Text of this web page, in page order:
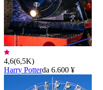
4,6(6,5K)
Harry Potterda 6.600 ¥